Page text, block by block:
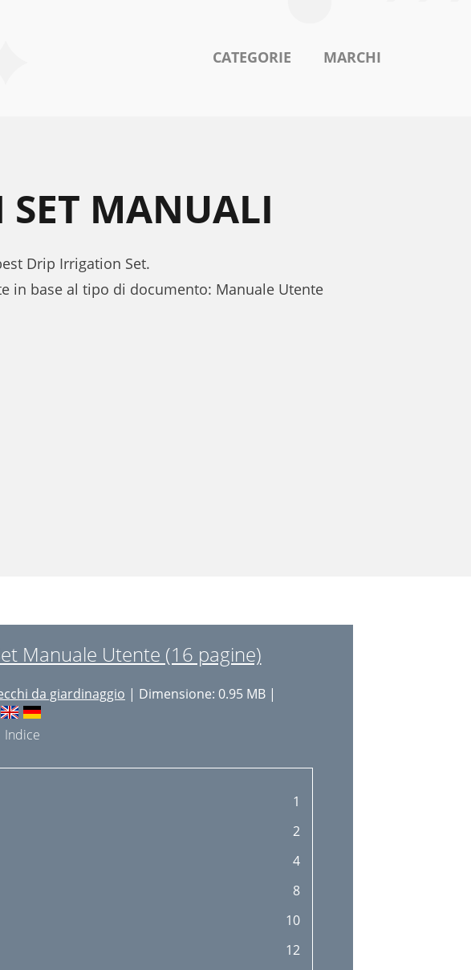
CATEGORIE MARCHI
SET MANUALI
Drip Irrigation Set.
in base al tipo di documento: Manuale Utente
Manuale Utente (16 pagine)
da giardinaggio | Dimensione: 0.95 MB |
Indice
1
2
4
8
10
12